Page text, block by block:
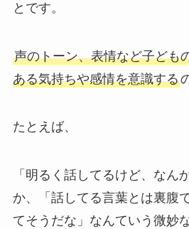
とです。
声のトーン、表情など子ども
ある気持ちや感情を意識する
たとえば、
「明るく話してるけど、なん
か、「話してる言葉とは裏腹
てそうだな」なんていう微妙